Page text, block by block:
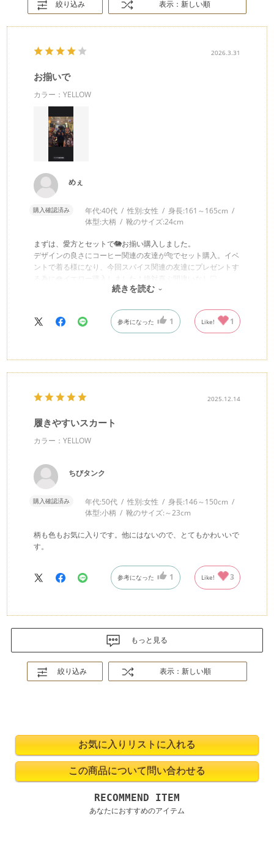
絞り込み 表示：新しい順
2026.3.31
お揃いで
カラー：YELLOW
めぇ
購入確認済み 年代:40代 性別:女性 身長:161～165cm
体型:大柄 靴のサイズ:24cm
まずは、愛方とセットで🐘お揃い購入しました。
デザインの良さにコーヒー関連の友達が🐅でセット購入。イベ
ントで着る様になり、今回スパイス関連の友達にプレゼントす
次のイベントはみんな揃って着る予定です♪
続きを読む
参考になった 1 Like! 1
2025.12.14
履きやすいスカート
カラー：YELLOW
ちびタンク
購入確認済み 年代:50代 性別:女性 身長:146～150cm
体型:小柄 靴のサイズ:～23cm
柄も色もお気に入りです。他にはないので、とてもかわいいで
す。
参考になった 1 Like! 3
もっと見る
絞り込み 表示：新しい順
RECOMMEND ITEM
あなたにおすすめのアイテム